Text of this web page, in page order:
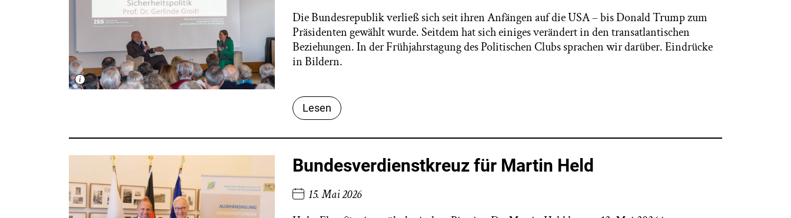
Die Bundesrepublik verließ sich seit ihren Anfängen auf die USA – bis Donald Trump zum
Präsidenten gewählt wurde. Seitdem hat sich einiges verändert in den transatlantischen
Beziehungen. In der Frühjahrstagung des Politischen Clubs sprachen wir darüber. Eindrücke
in Bildern.
Lesen
Bundesverdienstkreuz für Martin Held
15. Mai 2026